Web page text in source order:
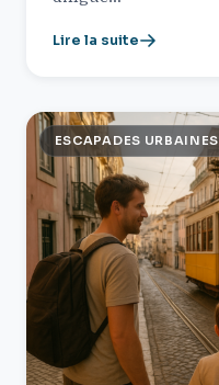
Lire la suite
ESCAPADES URBAINES